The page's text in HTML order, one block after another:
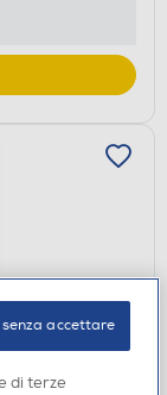
NERO
di terze
accettare